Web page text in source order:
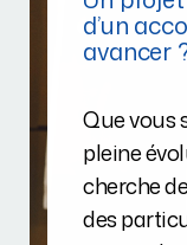
d’un
avancer
Que vous
pleine
cherche
des